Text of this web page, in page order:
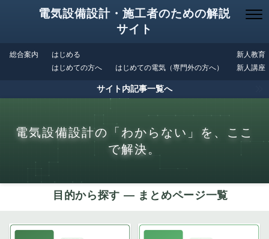
電気設備設計・施工者のための解説
サイト
総合案内
はじめる
はじめての方へ
はじめての電気（専門外の方へ）
新人教育
新人講座
サイト内記事一覧へ
電気設備設計の「わからない」を、ここ
で解決。